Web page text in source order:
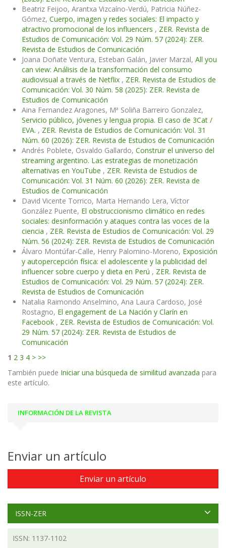
Beatriz Feijoo, Arantxa Vizcaíno-Verdú, Patricia Núñez-
Gómez, Cuerpo, imagen y redes sociales: El impacto y
atractivo promocional de los influencers , ZER. Revista de
Estudios de Comunicación: Vol. 29 Núm. 57 (2024): ZER.
Revista de Estudios de Comunicación
Joana Doñate Ventura, Esteban Galán, Javier Marzal, All you
can view: Análisis de la transformación del consumo
audiovisual a través de Netflix , ZER. Revista de Estudios de
Comunicación: Vol. 30 Núm. 58 (2025): ZER. Revista de
Estudios de Comunicación
Aina Fernandez Aragones, Mª Soliña Barreiro Gonzalez,
Servicio público, jóvenes y lengua propia. El caso de 3Cat /
EVA. , ZER. Revista de Estudios de Comunicación: Vol. 31
Núm. 60 (2026): ZER. Revista de Estudios de Comunicación
Andrés Poblete, Osvaldo Gallardo, Construir el universo del
streaming argentino. Las estrategias de monetización
alternativas en YouTube , ZER. Revista de Estudios de
Comunicación: Vol. 31 Núm. 60 (2026): ZER. Revista de
Estudios de Comunicación
David Vicente Torrico, Marta Hernando Lera, Víctor
González Puente, El obstruccionismo climático en redes
sociales: desinformación y ataques contra las voces de la
ciencia , ZER. Revista de Estudios de Comunicación: Vol. 29
Núm. 56 (2024): ZER. Revista de Estudios de Comunicación
Álvaro Montúfar-Calle, Henry Palomino-Moreno, Exposición
y autopercepción física: el adolescente y la publicidad del
influencer sobre cuerpo y dieta en Perú , ZER. Revista de
Estudios de Comunicación: Vol. 29 Núm. 57 (2024): ZER.
Revista de Estudios de Comunicación
Natalia Raimondo Anselmino, Ana Laura Cardoso, José
Rostagno, El engagement de La Nación y Clarín en
Facebook , ZER. Revista de Estudios de Comunicación: Vol.
29 Núm. 57 (2024): ZER. Revista de Estudios de
Comunicación
1 2 3 4 > >>
También puede Iniciar una búsqueda de similitud avanzada para
este artículo.
INFORMACIÓN DE LA REVISTA
Enviar un artículo
Enviar un artículo
ISSN-ZER
ISSN: 1137-1102